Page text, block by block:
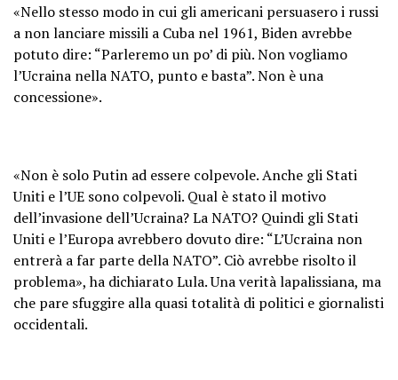
«Nello stesso modo in cui gli americani persuasero i russi
a non lanciare missili a Cuba nel 1961, Biden avrebbe
potuto dire: “Parleremo un po’ di più. Non vogliamo
l’Ucraina nella NATO, punto e basta”. Non è una
concessione».
«Non è solo Putin ad essere colpevole. Anche gli Stati
Uniti e l’UE sono colpevoli. Qual è stato il motivo
dell’invasione dell’Ucraina? La NATO? Quindi gli Stati
Uniti e l’Europa avrebbero dovuto dire: “L’Ucraina non
entrerà a far parte della NATO”. Ciò avrebbe risolto il
problema», ha dichiarato Lula. Una verità lapalissiana, ma
che pare sfuggire alla quasi totalità di politici e giornalisti
occidentali.